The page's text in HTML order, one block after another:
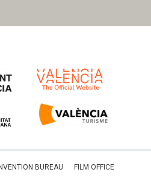
BUREAU FILM OFFICE